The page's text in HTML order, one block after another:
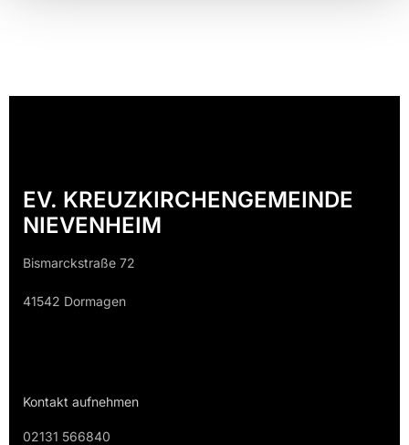
EV. KREUZKIRCHENGEMEINDE
NIEVENHEIM
Bismarckstraße 72
41542 Dormagen
Kontakt aufnehmen
02131 566840